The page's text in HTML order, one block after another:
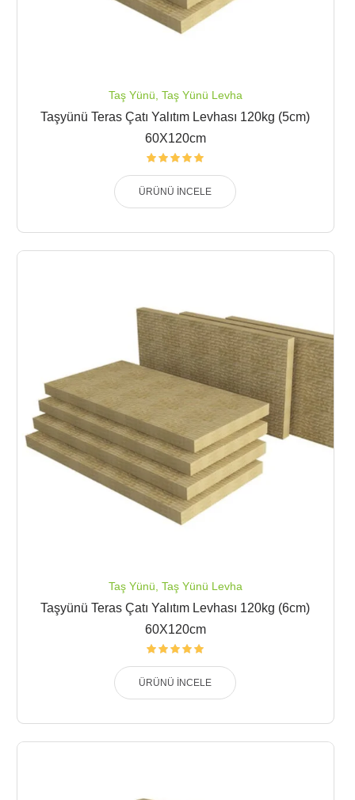
Taş Yünü Taş Yünü Levha
Taşyünü Teras Çatı Yalıtım Levhası 120kg (5cm)
60X120cm
ÜRÜNÜ İNCELE
Taş Yünü, Taş Yünü Levha
Taşyünü Teras Çatı Yalıtım Levhası 120kg (6cm)
60X120cm
ÜRÜNÜ İNCELE